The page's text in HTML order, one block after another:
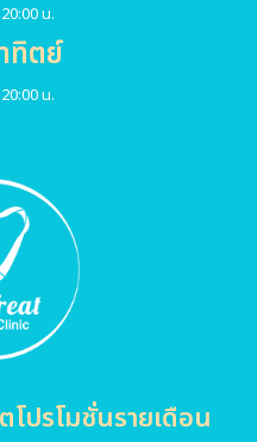
น.
ทิตย์
น.
ปรโมชั่นรายเดือน